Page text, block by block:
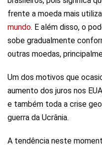
frente a moeda mais
mundo. E além disso, o
sobe gradualmente
outras moedas,
Um dos motivos que
aumento dos juros nos
e também toda a crise
guerra da Ucrânia.
A tendência neste